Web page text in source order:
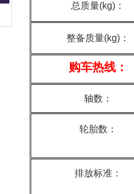
总质量(kg)：
整备质量(kg) ：
购车热线：
轴数：
轮胎数：
排放标准：